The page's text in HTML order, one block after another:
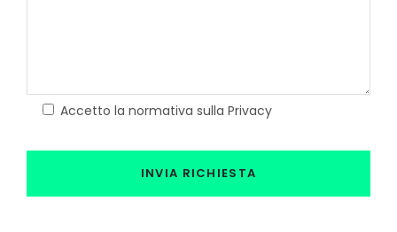
Accetto la normativa sulla Privacy